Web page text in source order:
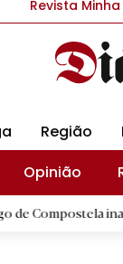
Revista Minha
Região
Opinião
inaugura XVI